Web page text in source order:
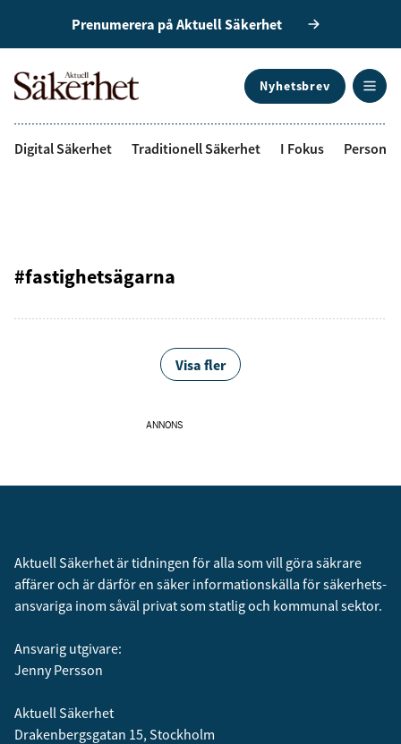
Prenumerera på Aktuell Säkerhet
Nyhetsbrev
Digital Säkerhet Traditionell Säkerhet I Fokus
#fastighetsägarna
Visa fler
ANNONS
Aktuell Säkerhet är tidningen för alla som vill göra säkrare
affärer och är därför en säker informationskälla för säkerhets­
ansvariga inom såväl privat som statlig och kommunal sektor.
Ansvarig utgivare:
Jenny Persson
Aktuell Säkerhet
Drakenbergsgatan 15, Stockholm